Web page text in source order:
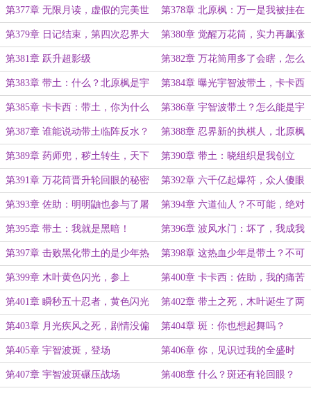
第377章 无限月读，虚假的完美世
界
第378章 北原枫：万一是我被挂在
神树上做梦呢？
第379章 日记结束，第四次忍界大
战，宣战
第380章 觉醒万花筒，实力再飙涨
第381章 跃升超影级 第382章 万花筒用多了会瞎，怎么
办？
第383章 带土：什么？北原枫是宇
智波？
第384章 曝光宇智波带土，卡卡西
破大防
第385章 卡卡西：带土，你为什么
不来杀我
第386章 宇智波带土？怎么能是宇
智波带土呢？
第387章 谁能说动带土临阵反水？ 第388章 忍界新的执棋人，北原枫
第389章 药师兜，秽土转生，天下
大乱
第390章 带土：晓组织是我创立
的，轮回眼也是我的
第391章 万花筒晋升轮回眼的秘密 第392章 六千亿起爆符，众人傻眼
第393章 佐助：明明鼬也参与了屠
杀，为什么不带走写轮眼
第394章 六道仙人？不可能，绝对
不可能！
第395章 带土：我就是黑暗！ 第396章 波风水门：坏了，我成我
儿子了？
第397章 击败黑化带土的是少年热
血带土
第398章 这热血少年是带土？不可
能，绝对不可能！
第399章 木叶黄色闪光，参上 第400章 卡卡西：佐助，我的痛苦
在你之上啊！
第401章 瞬秒五十忍者，黄色闪光
震惊众人
第402章 带土之死，木叶诞生了两
位写轮眼英雄
第403章 月光疾风之死，剧情没偏 第404章 斑：你也想起舞吗？
第405章 宇智波斑，登场 第406章 你，见识过我的全盛时
期？
第407章 宇智波斑碾压战场 第408章 什么？斑还有轮回眼？